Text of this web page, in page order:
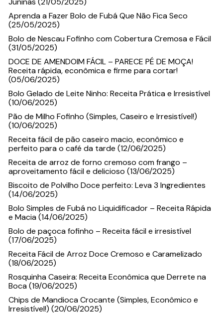
Aprenda a Fazer Bolo de Fubá Que Não Fica Seco
(25/05/2025)
Bolo de Nescau Fofinho com Cobertura Cremosa e Fácil
(31/05/2025)
DOCE DE AMENDOIM FÁCIL – PARECE PÉ DE MOÇA!
Receita rápida, econômica e firme para cortar!
(05/06/2025)
Bolo Gelado de Leite Ninho: Receita Prática e Irresistível
(10/06/2025)
Pão de Milho Fofinho (Simples, Caseiro e Irresistível!)
(10/06/2025)
Receita fácil de pão caseiro macio, econômico e
perfeito para o café da tarde (12/06/2025)
Receita de arroz de forno cremoso com frango –
aproveitamento fácil e delicioso (13/06/2025)
Biscoito de Polvilho Doce perfeito: Leva 3 Ingredientes
(14/06/2025)
Bolo Simples de Fubá no Liquidificador – Receita Rápida
e Macia (14/06/2025)
Bolo de paçoca fofinho – Receita fácil e irresistível
(17/06/2025)
Receita Fácil de Arroz Doce Cremoso e Caramelizado
(18/06/2025)
Rosquinha Caseira: Receita Econômica que Derrete na
Boca (19/06/2025)
Chips de Mandioca Crocante (Simples, Econômico e
Irresistível!) (20/06/2025)